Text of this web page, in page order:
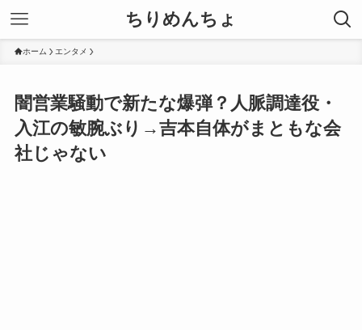
ちりめんちょ
ホーム エンタメ
闇営業騒動で新たな爆弾？人脈調達役・
入江の敏腕ぶり→吉本自体がまともな会
社じゃない